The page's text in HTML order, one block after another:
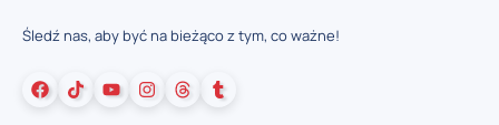
Śledź nas, aby być na bieżąco z tym, co ważne!